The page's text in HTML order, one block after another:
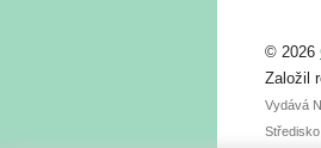
© 2026
Založil
Vydává